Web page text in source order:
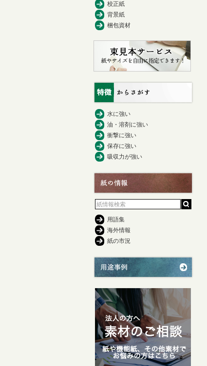
校正紙
背景紙
梱包資材
水に強い
油・溶剤に強い
衝撃に強い
保存に強い
吸収力が強い
用語集
海外情報
紙の市況